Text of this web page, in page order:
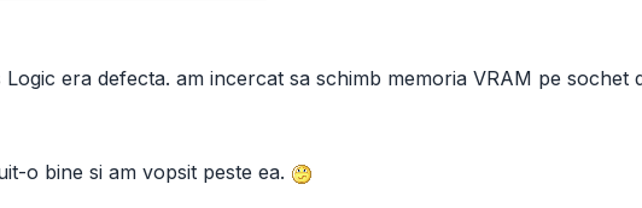
era defecta. am incercat sa schimb memoria VRAM pe sochet
o bine si am vopsit peste ea.